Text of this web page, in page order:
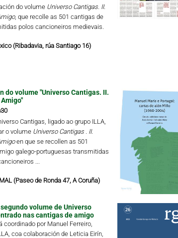
do volume Universo Cantigas. II.
, que recolle as 501 cantigas de
polos cancioneiros medievais.
(Ribadavia, rúa Santiago 16)
do volume "Universo Cantigas. II.
Cantigas, ligado ao grupo ILLA,
o volume Universo Cantigas . II.
en que se recollen as 501
galego-portuguesas transmitidas
...
(Paseo de Ronda 47, A Coruña)
volume de Universo
nas cantigas de amigo
coordinado por Manuel Ferreiro,
coa colaboración de Leticia Eirín,